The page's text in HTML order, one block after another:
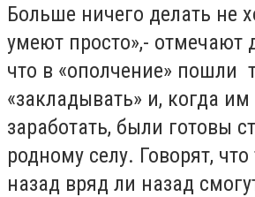
Больше ничего делать не
умеют просто»,- отмечают
что в «ополчение» пошли
«закладывать» и, когда
заработать, были готовы
родному селу. Говорят,
назад вряд ли назад